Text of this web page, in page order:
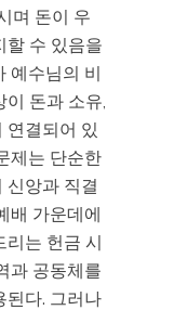
며 돈이 우
할 수 있음을
예수님의 비
이 돈과 소유,
연결되어 있
제는 단순한
신앙과 직결
배 가운데에
리는 헌금 시
과 공동체를
된다. 그러나